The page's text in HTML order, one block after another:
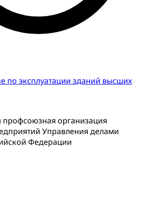
по эксплуатации зданий высших
профсоюзная организация
Управления делами
Федерации